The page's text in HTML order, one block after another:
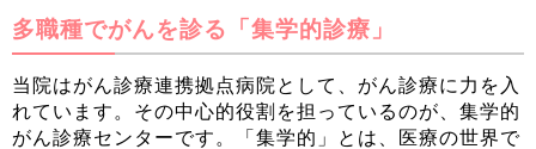
多職種でがんを診る「集学的診療」
当院はがん診療連携拠点病院として、がん診療に力を入
れています。その中心的役割を担っているのが、集学的
がん診療センターです。「集学的」とは、医療の世界で